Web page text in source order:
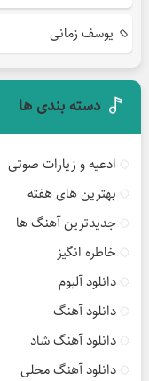
یوسف زمانی
دسته بندی ها
ادعیه و زیارات صوتی
بهترین های هفته
جدیدترین آهنگ ها
خاطره انگیز
دانلود آلبوم
دانلود آهنگ
دانلود آهنگ شاد
دانلود آهنگ محلی